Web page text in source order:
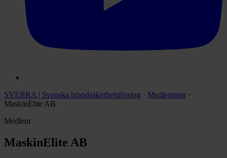
SVEBRA | Svenska brandsäkerhetsföretag · Medlemmar ·
MaskinElite AB
Medlem
MaskinElite AB